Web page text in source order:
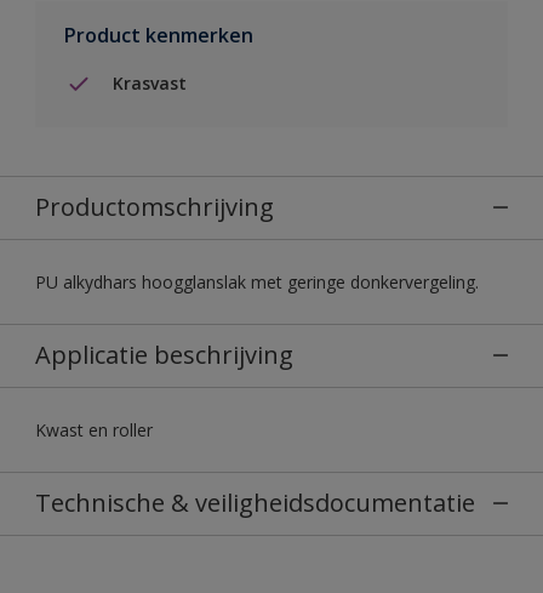
Product kenmerken
Krasvast
Productomschrijving
PU alkydhars hoogglanslak met geringe donkervergeling.
Applicatie beschrijving
Kwast en roller
Technische & veiligheidsdocumentatie